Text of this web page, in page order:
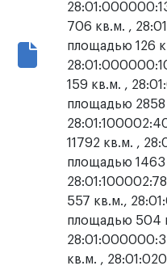
706 кв.м. ,
площадью 126
159 кв.м. ,
площадью 2858
11792 кв.м. ,
площадью 1463
557 кв.м.,
площадью 504
кв.м. ,